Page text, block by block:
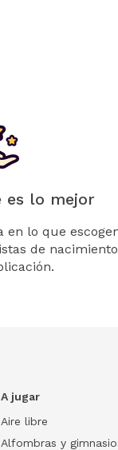
es lo mejor
en lo que
de
A jugar
Aire libre
Alfombras y